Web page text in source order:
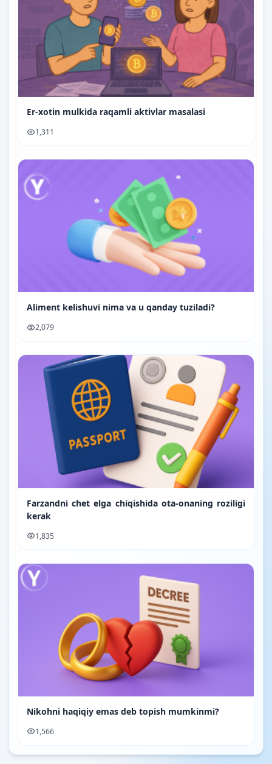
Er-xotin mulkida raqamli aktivlar masalasi
1,311
Aliment kelishuvi nima va u qanday tuziladi?
2,079
Farzandni chet elga chiqishida ota-onaning roziligi
kerak
1,835
Nikohni haqiqiy emas deb topish mumkinmi?
1,566